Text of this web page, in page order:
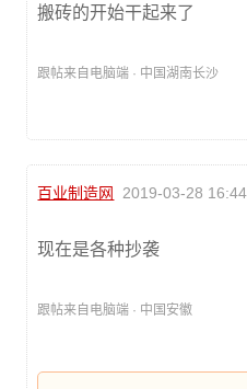
搬砖的开始干起来了
跟帖来自电脑端 · 中国湖南长沙
百业制造网 2019-03-28
现在是各种抄袭
跟帖来自电脑端 · 中国安徽